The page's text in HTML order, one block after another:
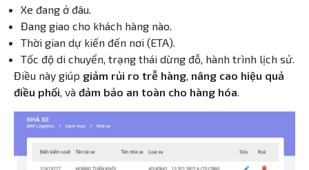
Xe đang ở đâu.
Đang giao cho khách hàng nào.
Thời gian dự kiến đến nơi (ETA).
Tốc độ di chuyển, trạng thái dừng đỗ, hành trình lịch sử.
Điều này giúp giảm rủi ro trễ hàng, nâng cao hiệu quả
điều phối, và đảm bảo an toàn cho hàng hóa.